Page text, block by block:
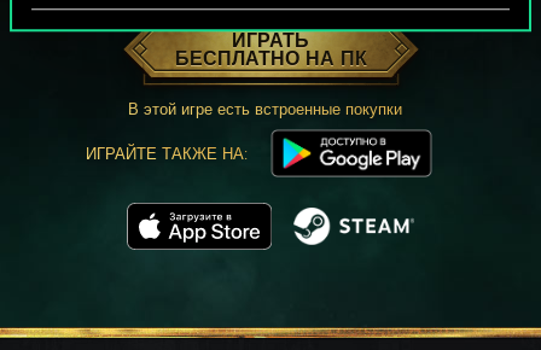
ИГРАТЬ
БЕСПЛАТНО НА ПК
В этой игре есть встроенные покупки
ИГРАЙТЕ ТАКЖЕ НА: